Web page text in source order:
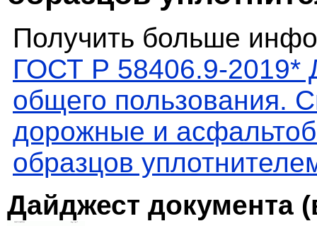
Получить больше
ГОСТ Р 58406.9-2019*
общего пользования.
дорожные и
образцов
Дайджест документа